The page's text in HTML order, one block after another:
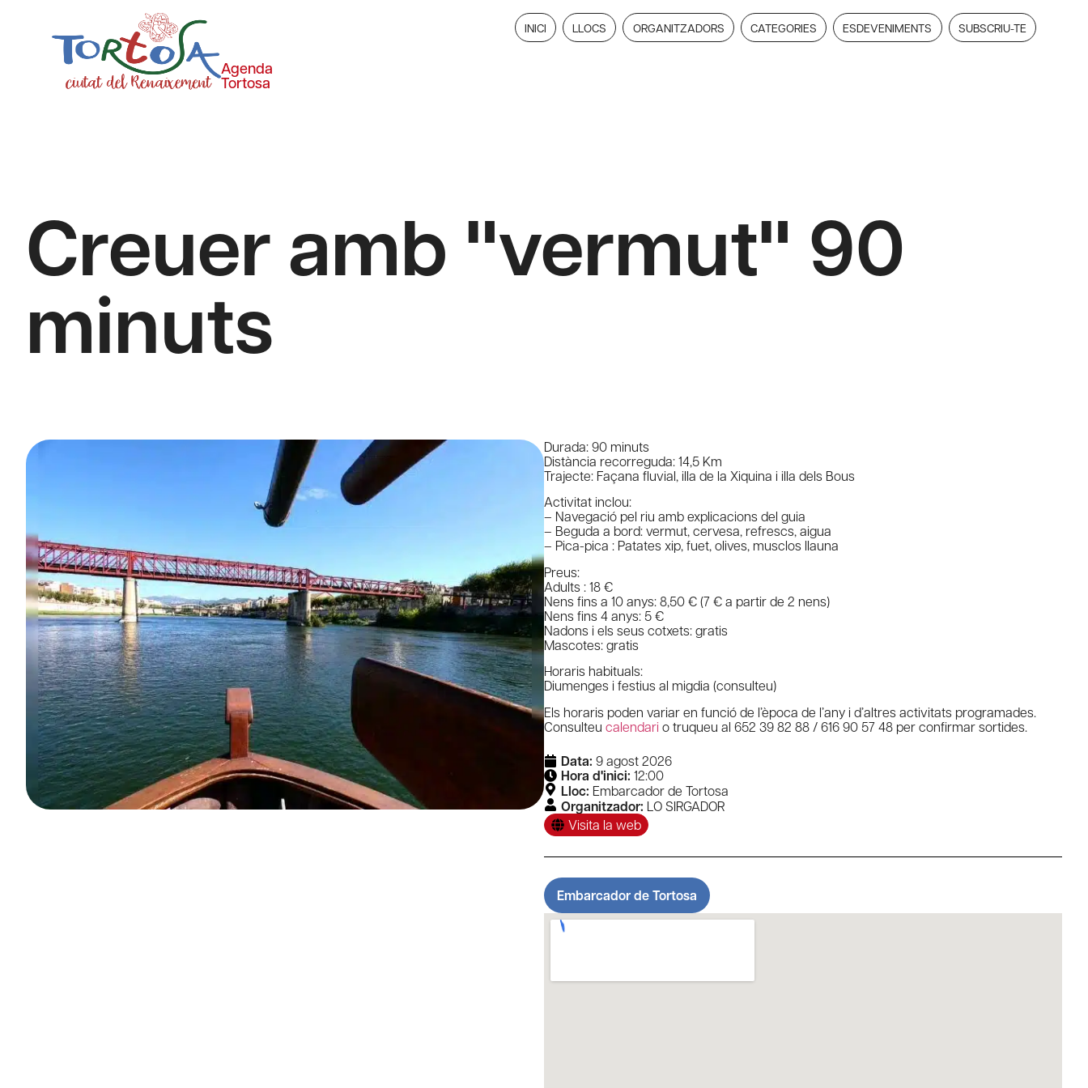
Agenda
Tortosa
INICI LLOCS ORGANITZADORS CATEGORIES ESDEVENIMENTS SUBSCRIU-TE
Creuer amb "vermut" 90
minuts
Durada: 90 minuts
Distància recorreguda: 14,5 Km
Trajecte: Façana fluvial, illa de la Xiquina i illa dels Bous
Activitat inclou:
– Navegació pel riu amb explicacions del guia
– Beguda a bord: vermut, cervesa, refrescs, aigua
– Pica-pica : Patates xip, fuet, olives, musclos llauna
Preus:
Adults : 18 €
Nens fins a 10 anys: 8,50 € (7 € a partir de 2 nens)
Nens fins 4 anys: 5 €
Nadons i els seus cotxets: gratis
Mascotes: gratis
Horaris habituals:
Diumenges i festius al migdia (consulteu)
Els horaris poden variar en funció de l’època de l’any i d’altres activitats programades.
Consulteu calendari o truqueu al 652 39 82 88 / 616 90 57 48 per confirmar sortides.
Data: 9 agost 2026
Hora d'inici: 12:00
Lloc: Embarcador de Tortosa
Organitzador: LO SIRGADOR
Visita la web
Embarcador de Tortosa